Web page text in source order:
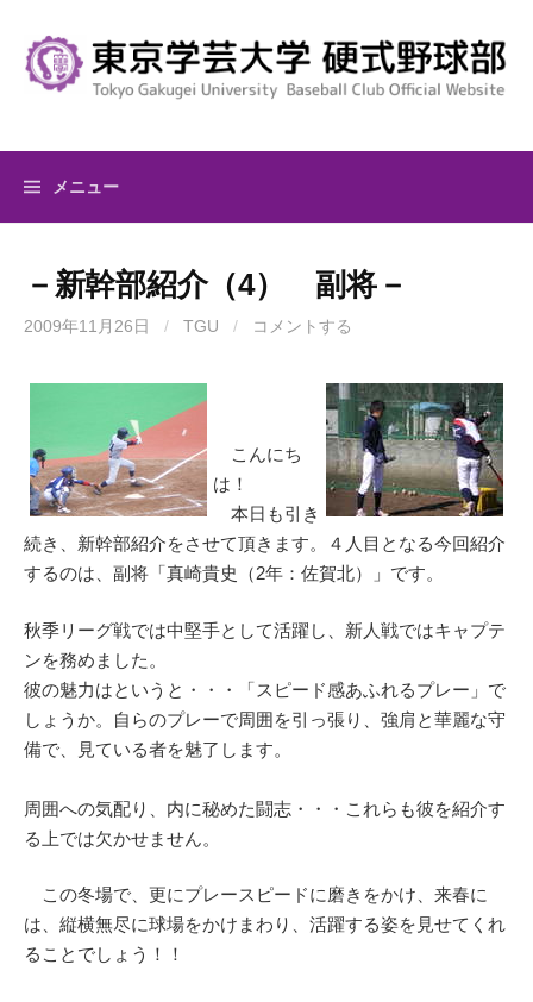
キ
メニュー
－新幹部紹介（4） 副将－
2009年11月26日 / TGU / コメントする
こんにち
は！
本日も引き
続き、新幹部紹介をさせて頂きます。４人目となる今回紹介
するのは、副将「真崎貴史（2年：佐賀北）」です。
秋季リーグ戦では中堅手として活躍し、新人戦ではキャプテ
ンを務めました。
彼の魅力はというと・・・「スピード感あふれるプレー」で
しょうか。自らのプレーで周囲を引っ張り、強肩と華麗な守
備で、見ている者を魅了します。
周囲への気配り、内に秘めた闘志・・・これらも彼を紹介す
る上では欠かせません。
この冬場で、更にプレースピードに磨きをかけ、来春に
は、縦横無尽に球場をかけまわり、活躍する姿を見せてくれ
ることでしょう！！